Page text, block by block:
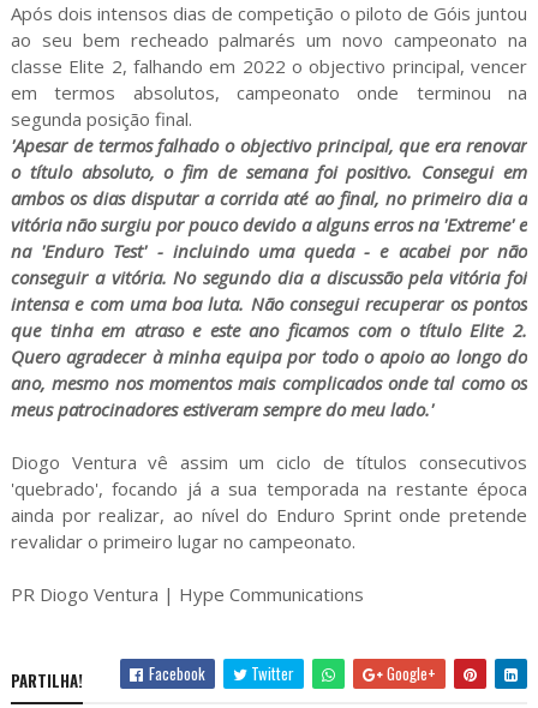
Após dois intensos dias de competição o piloto de Góis juntou
ao seu bem recheado palmarés um novo campeonato na
classe Elite 2, falhando em 2022 o objectivo principal, vencer
em termos absolutos, campeonato onde terminou na
segunda posição final.
'Apesar de termos falhado o objectivo principal, que era renovar
o título absoluto, o fim de semana foi positivo. Consegui em
ambos os dias disputar a corrida até ao final, no primeiro dia a
vitória não surgiu por pouco devido a alguns erros na 'Extreme' e
na 'Enduro Test' - incluindo uma queda - e acabei por não
conseguir a vitória. No segundo dia a discussão pela vitória foi
intensa e com uma boa luta. Não consegui recuperar os pontos
que tinha em atraso e este ano ficamos com o título Elite 2.
Quero agradecer à minha equipa por todo o apoio ao longo do
ano, mesmo nos momentos mais complicados onde tal como os
meus patrocinadores estiveram sempre do meu lado.'
Diogo Ventura vê assim um ciclo de títulos consecutivos
'quebrado', focando já a sua temporada na restante época
ainda por realizar, ao nível do Enduro Sprint onde pretende
revalidar o primeiro lugar no campeonato.
PR Diogo Ventura | Hype Communications
PARTILHA! Facebook Twitter Google+